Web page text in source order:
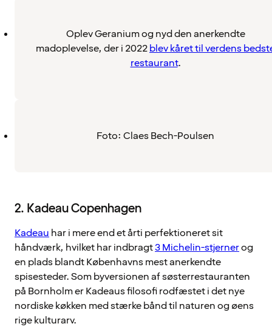
Oplev Geranium og nyd den anerkendte
madoplevelse, der i 2022blev kåret til verdens
restaurant.
Foto: Claes Bech-Poulsen
2. Kadeau Copenhagen
Kadeau har i mere end et årti perfektioneret sit
håndværk, hvilket har indbragt3 Michelin-stjernerog
en plads blandt Københavns mest anerkendte
spisesteder. Som byversionen af søsterrestauranten
på Bornholm er Kadeaus filosofi rodfæstet i det nye
nordiske køkken med stærke bånd til naturen og øens
rige kulturarv.